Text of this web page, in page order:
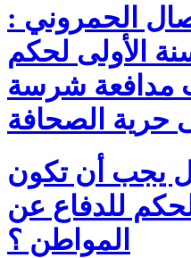
الحمروني :
الأولى لحكم
مدافعة شرسة
حرية الصحافة
يجب أن تكون
للدفاع عن
المواطن ؟